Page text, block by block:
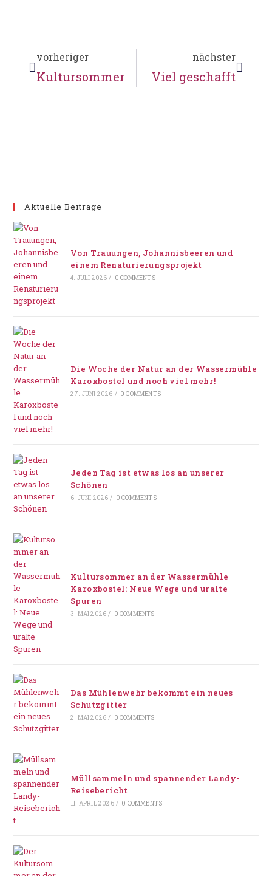
vorheriger
Kultursommer
nächster
Viel geschafft
Aktuelle Beiträge
Von Trauungen, Johannisbeeren und
einem Renaturierungsprojekt
4. JULI 2026 / 0 COMMENTS
Die Woche der Natur an der Wassermühle
Karoxbostel und noch viel mehr!
27. JUNI 2026 / 0 COMMENTS
Jeden Tag ist etwas los an unserer
Schönen
6. JUNI 2026 / 0 COMMENTS
Kultursommer an der Wassermühle
Karoxbostel: Neue Wege und uralte
Spuren
3. MAI 2026 / 0 COMMENTS
Das Mühlenwehr bekommt ein neues
Schutzgitter
2. MAI 2026 / 0 COMMENTS
Müllsammeln und spannender Landy-
Reisebericht
11. APRIL 2026 / 0 COMMENTS